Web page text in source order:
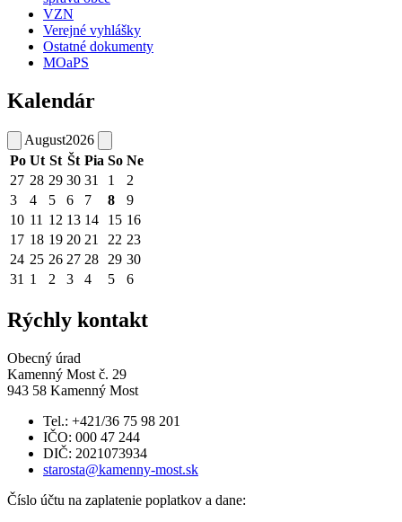
VZN
Verejné vyhlášky
Ostatné dokumenty
MOaPS
Kalendár
August2026
Po Ut St Št Pia So Ne
27 28 29 30 31 1
2
3
4 5 6 7 8
9
10 11 12 13 14 15 16
17 18 19 20 21 22 23
24 25 26 27 28 29 30
31 1 2 3 4 5 6
Rýchly kontakt
Obecný úrad
Kamenný Most č. 29
943 58 Kamenný Most
Tel.: +421/36 75 98 201
IČO: 000 47 244
DIČ: 2021073934
starosta@kamenny-most.sk
Číslo účtu na zaplatenie poplatkov a dane: